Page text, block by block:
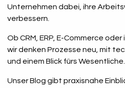
Unternehmen dabei, ihre
verbessern.
Ob CRM, ERP, E-Commerce
wir denken Prozesse neu, mit
und einem Blick fürs Wesentliche.
Unser Blog gibt praxisnahe